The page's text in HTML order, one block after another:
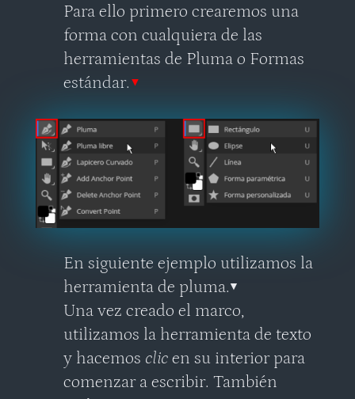
Para ello primero crearemos una
forma con cualquiera de las
herramientas de Pluma o Formas
estándar.▼
En siguiente ejemplo utilizamos la
herramienta de pluma.▼
Una vez creado el marco,
utilizamos la herramienta de texto
y hacemos clicen su interior para
comenzar a escribir. También